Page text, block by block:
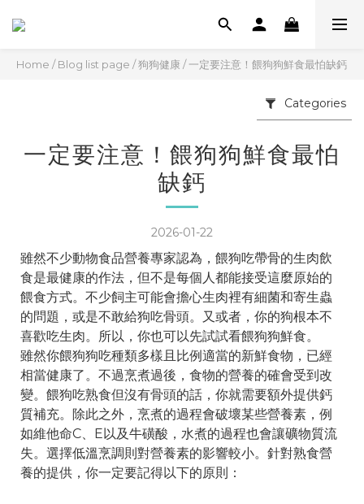
Home /Blog list page /狗狗健康 /一定要注意！餵狗狗鮮食最怕缺鈣
Categories
一定要注意！餵狗狗鮮食最怕
缺鈣
2026-01-22
雖然不少動物食品營養專家認為，餵狗吃帶骨的生肉飲
食是最健康的作法，但不是每個人都能接受這麼原始的
餵食方式。不少飼主可能會擔心生肉裡有細菌和寄生蟲
的問題，或是不敢給狗吃骨頭。又或者，你的狗根本不
喜歡吃生肉。所以，你也可以先試試看餵狗狗鮮食。
雖然你餵狗狗吃種類多樣且比例適當的新鮮食物，已經
相當健康了。不過烹煮過後，食物的營養的確會受到改
變。餵狗吃熟食但沒有骨頭的話，你就需要額外提供鈣
質補充。除此之外，烹煮的過程會破壞某些營養素，例
如維他命C、E以及牛磺酸，水煮的過程也會讓礦物質流
失。選擇低溫烹調則對營養素的影響較小。針對熟食營
養的提供，你一定要記得以下的原則：